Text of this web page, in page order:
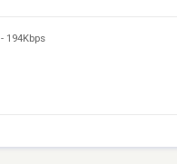
- 194Kbps